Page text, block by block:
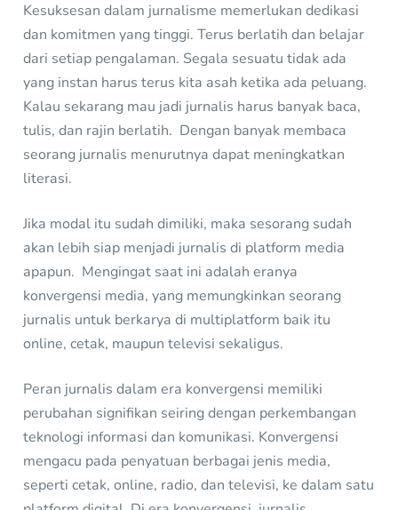
Kesuksesan dalam jurnalisme memerlukan dedikasi
dan komitmen yang tinggi. Terus berlatih dan belajar
dari setiap pengalaman. Segala sesuatu tidak ada
yang instan harus terus kita asah ketika ada peluang.
Kalau sekarang mau jadi jurnalis harus banyak baca,
tulis, dan rajin berlatih. Dengan banyak membaca
seorang jurnalis menurutnya dapat meningkatkan
literasi.
Jika modal itu sudah dimiliki, maka sesorang sudah
akan lebih siap menjadi jurnalis di platform media
apapun. Mengingat saat ini adalah eranya
konvergensi media, yang memungkinkan seorang
jurnalis untuk berkarya di multiplatform baik itu
online, cetak, maupun televisi sekaligus.
Peran jurnalis dalam era konvergensi memiliki
perubahan signifikan seiring dengan perkembangan
teknologi informasi dan komunikasi. Konvergensi
mengacu pada penyatuan berbagai jenis media,
seperti cetak, online, radio, dan televisi, ke dalam satu